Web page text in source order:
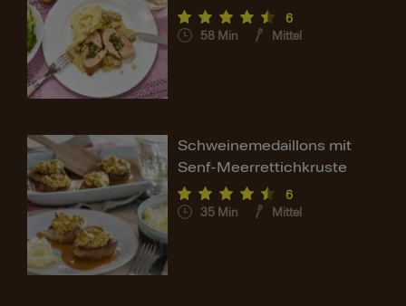
6
58 Min Mittel
Schweinemedaillons mit
Senf-Meerrettichkruste
6
35 Min Mittel